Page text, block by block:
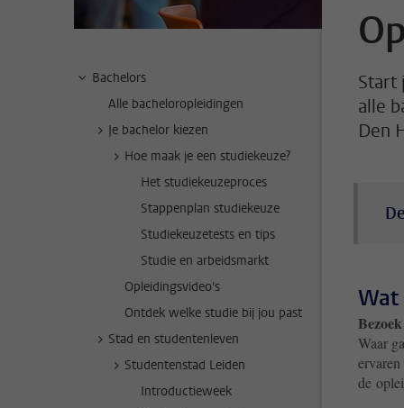
Bachelors
Alle bacheloropleidingen
Je bachelor kiezen
Hoe maak je een studiekeuze?
Het studiekeuzeproces
Stappenplan studiekeuze
Studiekeuzetests en tips
Studie en arbeidsmarkt
Opleidingsvideo's
Ontdek welke studie bij jou past
Stad en studentenleven
Studentenstad Leiden
Introductieweek
Start
alle
Den
Wat
Waar
de